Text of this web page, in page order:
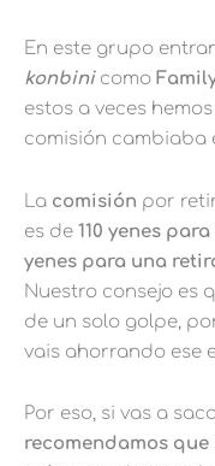
En este grupo
konbinicomo
estos a veces
comisión cambiaba
La comisión por
es de 110 yenes
yenes para una
Nuestro consejo es
de un solo golpe,
vais ahorrando ese
Por eso, si vas a
recomendamos